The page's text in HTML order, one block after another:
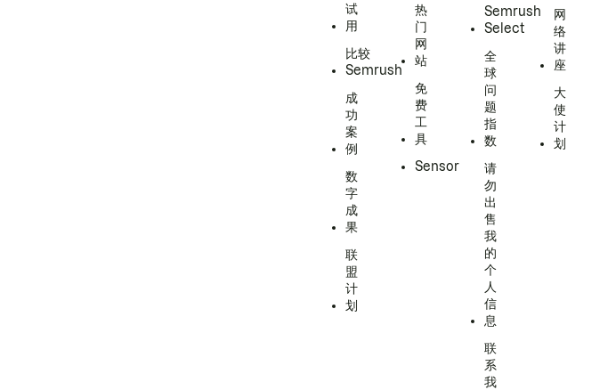
试
用
比较
Semrush
成
功
案
例
数
字
成
果
联
盟
计
划
热
门
网
站
免
费
工
具
Sensor
Semrush
Select
全
球
问
题
指
数
请
勿
出
售
我
的
个
人
信
息
联
系
我
网
络
讲
座
大
使
计
划